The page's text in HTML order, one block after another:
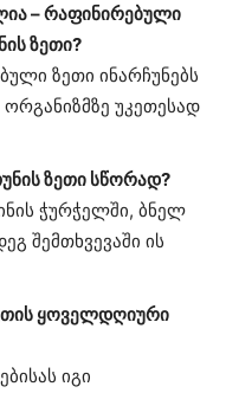
– რაფინირებული
ზეთი?
ზეთი ინარჩუნებს
უკეთესად
ზეთი სწორად?
ჭურჭელში, ბნელ
შემთხვევაში ის
ყოველდღიური
იგი